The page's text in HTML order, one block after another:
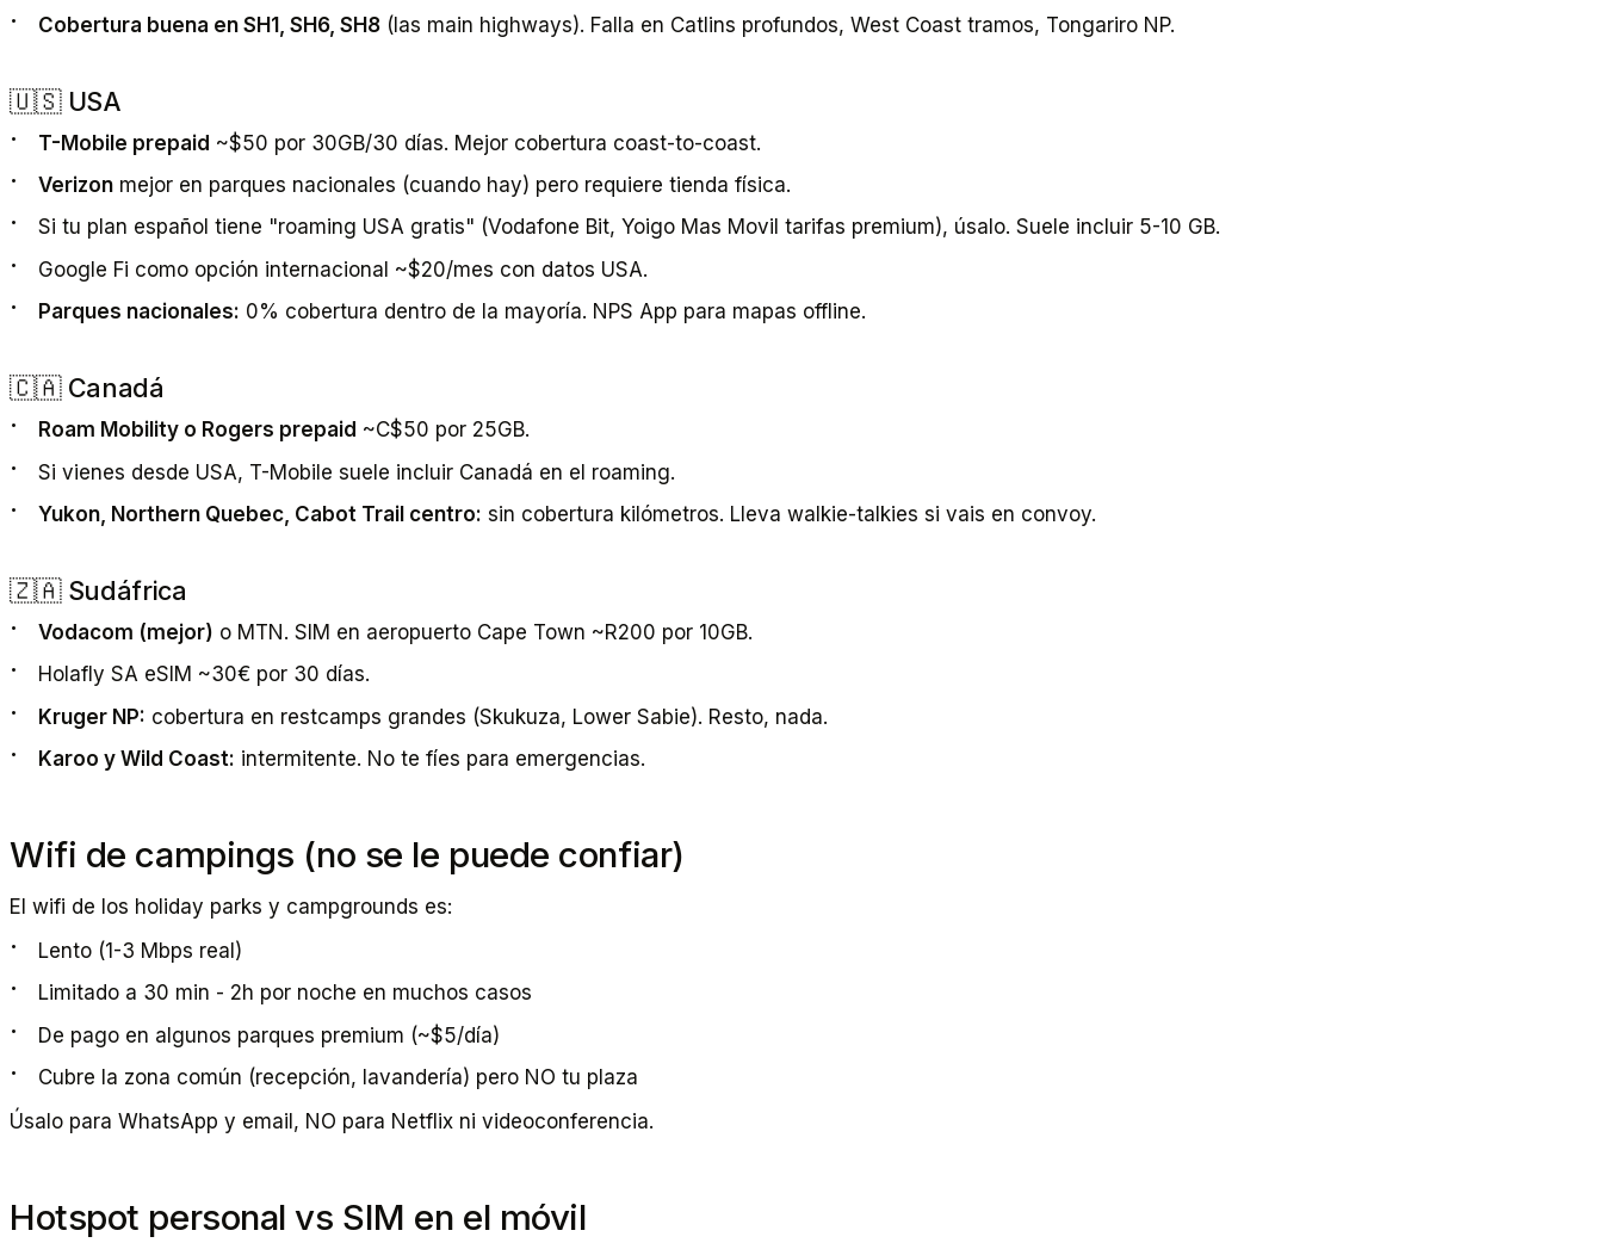
Cobertura buena en SH1, SH6, SH8 (las main highways). Falla en Catlins profundos, West Coast tramos, Tongariro NP.
🇺🇸 USA
T-Mobile prepaid ~$50 por 30GB/30 días. Mejor cobertura coast-to-coast.
Verizon mejor en parques nacionales (cuando hay) pero requiere tienda física.
Si tu plan español tiene "roaming USA gratis" (Vodafone Bit, Yoigo Mas Movil tarifas premium), úsalo. Suele incluir 5-10 GB.
Google Fi como opción internacional ~$20/mes con datos USA.
Parques nacionales: 0% cobertura dentro de la mayoría. NPS App para mapas offline.
🇨🇦 Canadá
Roam Mobility o Rogers prepaid ~C$50 por 25GB.
Si vienes desde USA, T-Mobile suele incluir Canadá en el roaming.
Yukon, Northern Quebec, Cabot Trail centro: sin cobertura kilómetros. Lleva walkie-talkies si vais en convoy.
🇿🇦 Sudáfrica
Vodacom (mejor) o MTN. SIM en aeropuerto Cape Town ~R200 por 10GB.
Holafly SA eSIM ~30€ por 30 días.
Kruger NP: cobertura en restcamps grandes (Skukuza, Lower Sabie). Resto, nada.
Karoo y Wild Coast: intermitente. No te fíes para emergencias.
Wifi de campings (no se le puede confiar)
El wifi de los holiday parks y campgrounds es:
Lento (1-3 Mbps real)
Limitado a 30 min - 2h por noche en muchos casos
De pago en algunos parques premium (~$5/día)
Cubre la zona común (recepción, lavandería) pero NO tu plaza
Úsalo para WhatsApp y email, NO para Netflix ni videoconferencia.
Hotspot personal vs SIM en el móvil